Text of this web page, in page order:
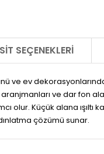
SEÇENEKLERI
ve ev
ve dar fon
olur. Küçük alana
çözümü sunar.